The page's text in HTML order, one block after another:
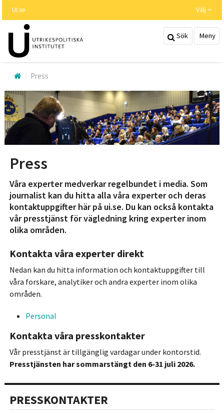
huvudinnehållet
UI.se Välj
Sök Meny
Press
Press
Våra experter medverkar regelbundet i media. Som
journalist kan du hitta alla våra experter och deras
kontaktuppgifter här på ui.se. Du kan också kontakta
vår presstjänst för vägledning kring experter inom
olika områden.
Kontakta våra experter direkt
Nedan kan du hitta information och kontaktuppgifter till
våra forskare, analytiker och andra experter inom olika
områden.
Personal
Kontakta våra presskontakter
Vår presstjänst är tillgänglig vardagar under kontorstid.
Presstjänsten har sommarstängt den 6-31 juli 2026.
PRESSKONTAKTER